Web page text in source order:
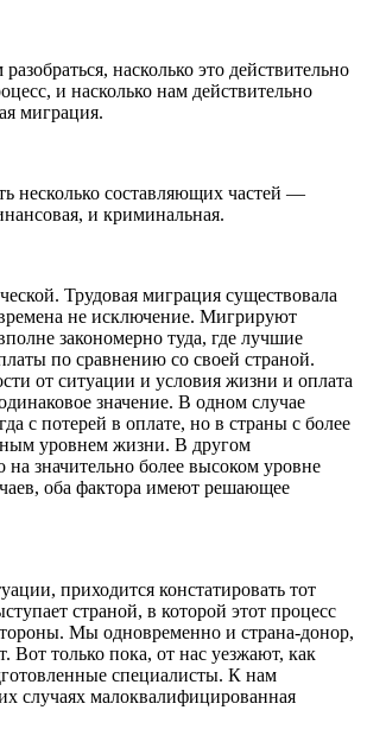
насколько это действительно
и насколько нам действительно
миграция.
несколько составляющих частей —
и криминальная.
Трудовая миграция существовала
не исключение. Мигрируют
закономерно туда, где лучшие
по сравнению со своей страной.
от ситуации и условия жизни и оплата
значение. В одном случае
с потерей в оплате, но в страны с более
уровнем жизни. В другом
на значительно более высоком уровне
оба фактора имеют решающее
приходится констатировать тот
страной, в которой этот процесс
Мы одновременно и страна-донор,
. Вот только пока, от нас уезжают, как
специалисты. К нам
случаях малоквалифицированная